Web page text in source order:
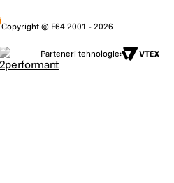
Copyright © F64 2001 - 2026
Parteneri tehnologie: